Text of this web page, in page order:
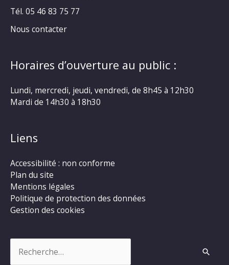
Tél. 05 46 83 75 77
Nous contacter
Horaires d’ouverture au public :
Lundi, mercredi, jeudi, vendredi, de 8h45 à 12h30
Mardi de 14h30 à 18h30
Liens
Accessibilité : non conforme
Plan du site
Mentions légales
Politique de protection des données
Gestion des cookies